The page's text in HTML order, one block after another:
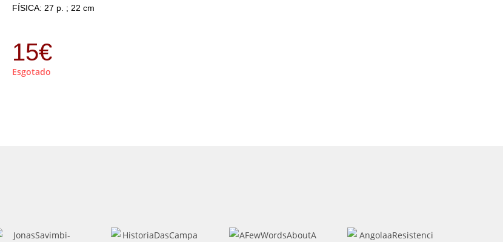
FÍSICA: 27 p. ; 22 cm
15€
Esgotado